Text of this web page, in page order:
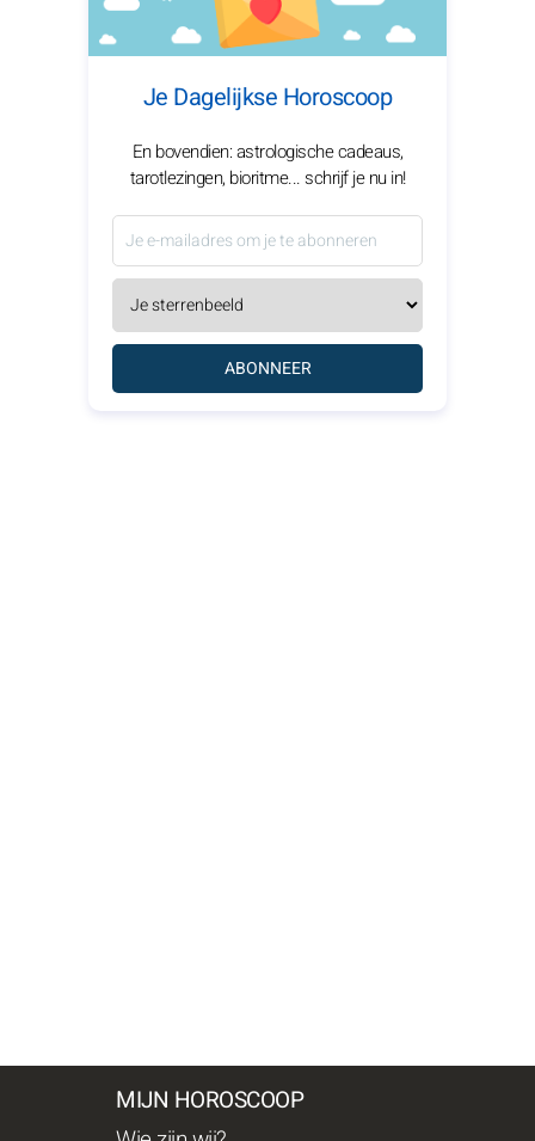
Je Dagelijkse Horoscoop
En bovendien: astrologische cadeaus,
tarotlezingen, bioritme... schrijf je nu in!
ABONNEER
MIJN HOROSCOOP